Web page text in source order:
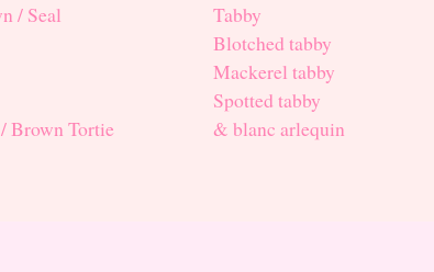
/ Seal
Brown Tortie
Tabby
Blotched tabby
Mackerel tabby
Spotted tabby
& blanc arlequin